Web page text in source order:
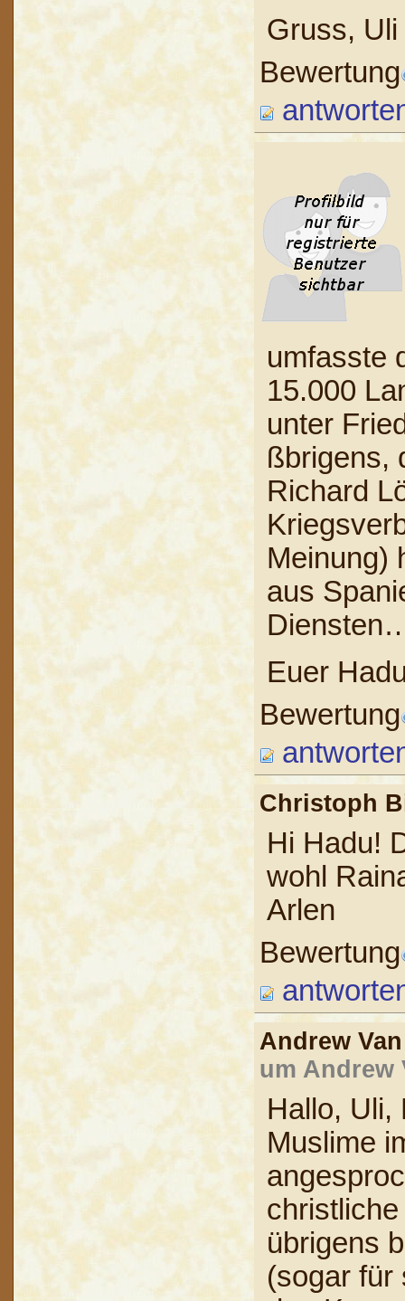
Gruss, Uli
Bewertung
umfasste
15.000
unter
ßbrigens,
Richard
Meinung)
aus
Euer
Bewertung
Christoph
Hi Hadu!
wohl
Arlen
Bewertung
Andrew
um Andrew
Hallo, Uli,
Muslime
übrigens
(sogar für